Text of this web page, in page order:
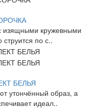
изящными кружевными
струится по с..
БЕЛЬЯ
утончённый образ, а
идеал..